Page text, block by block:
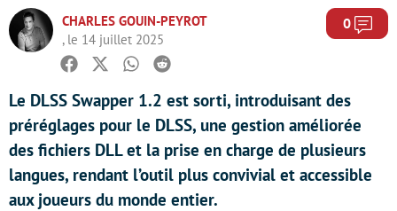
CHARLES GOUIN-PEYROT
, le 14 juillet 2025
0
Facebook
TwitterWhatsapp
Reddit
Le DLSS Swapper 1.2 est sorti, introduisant des
préréglages pour le DLSS, une gestion améliorée
des fichiers DLL et la prise en charge de plusieurs
langues, rendant l’outil plus convivial et accessible
aux joueurs du monde entier.